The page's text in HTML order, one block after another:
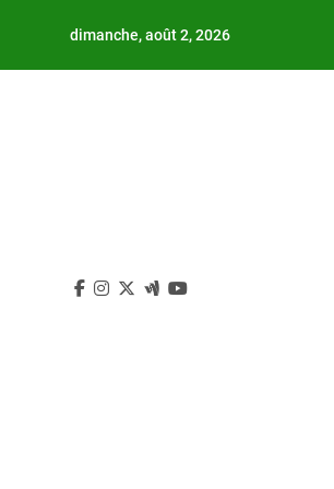
dimanche, août 2, 2026